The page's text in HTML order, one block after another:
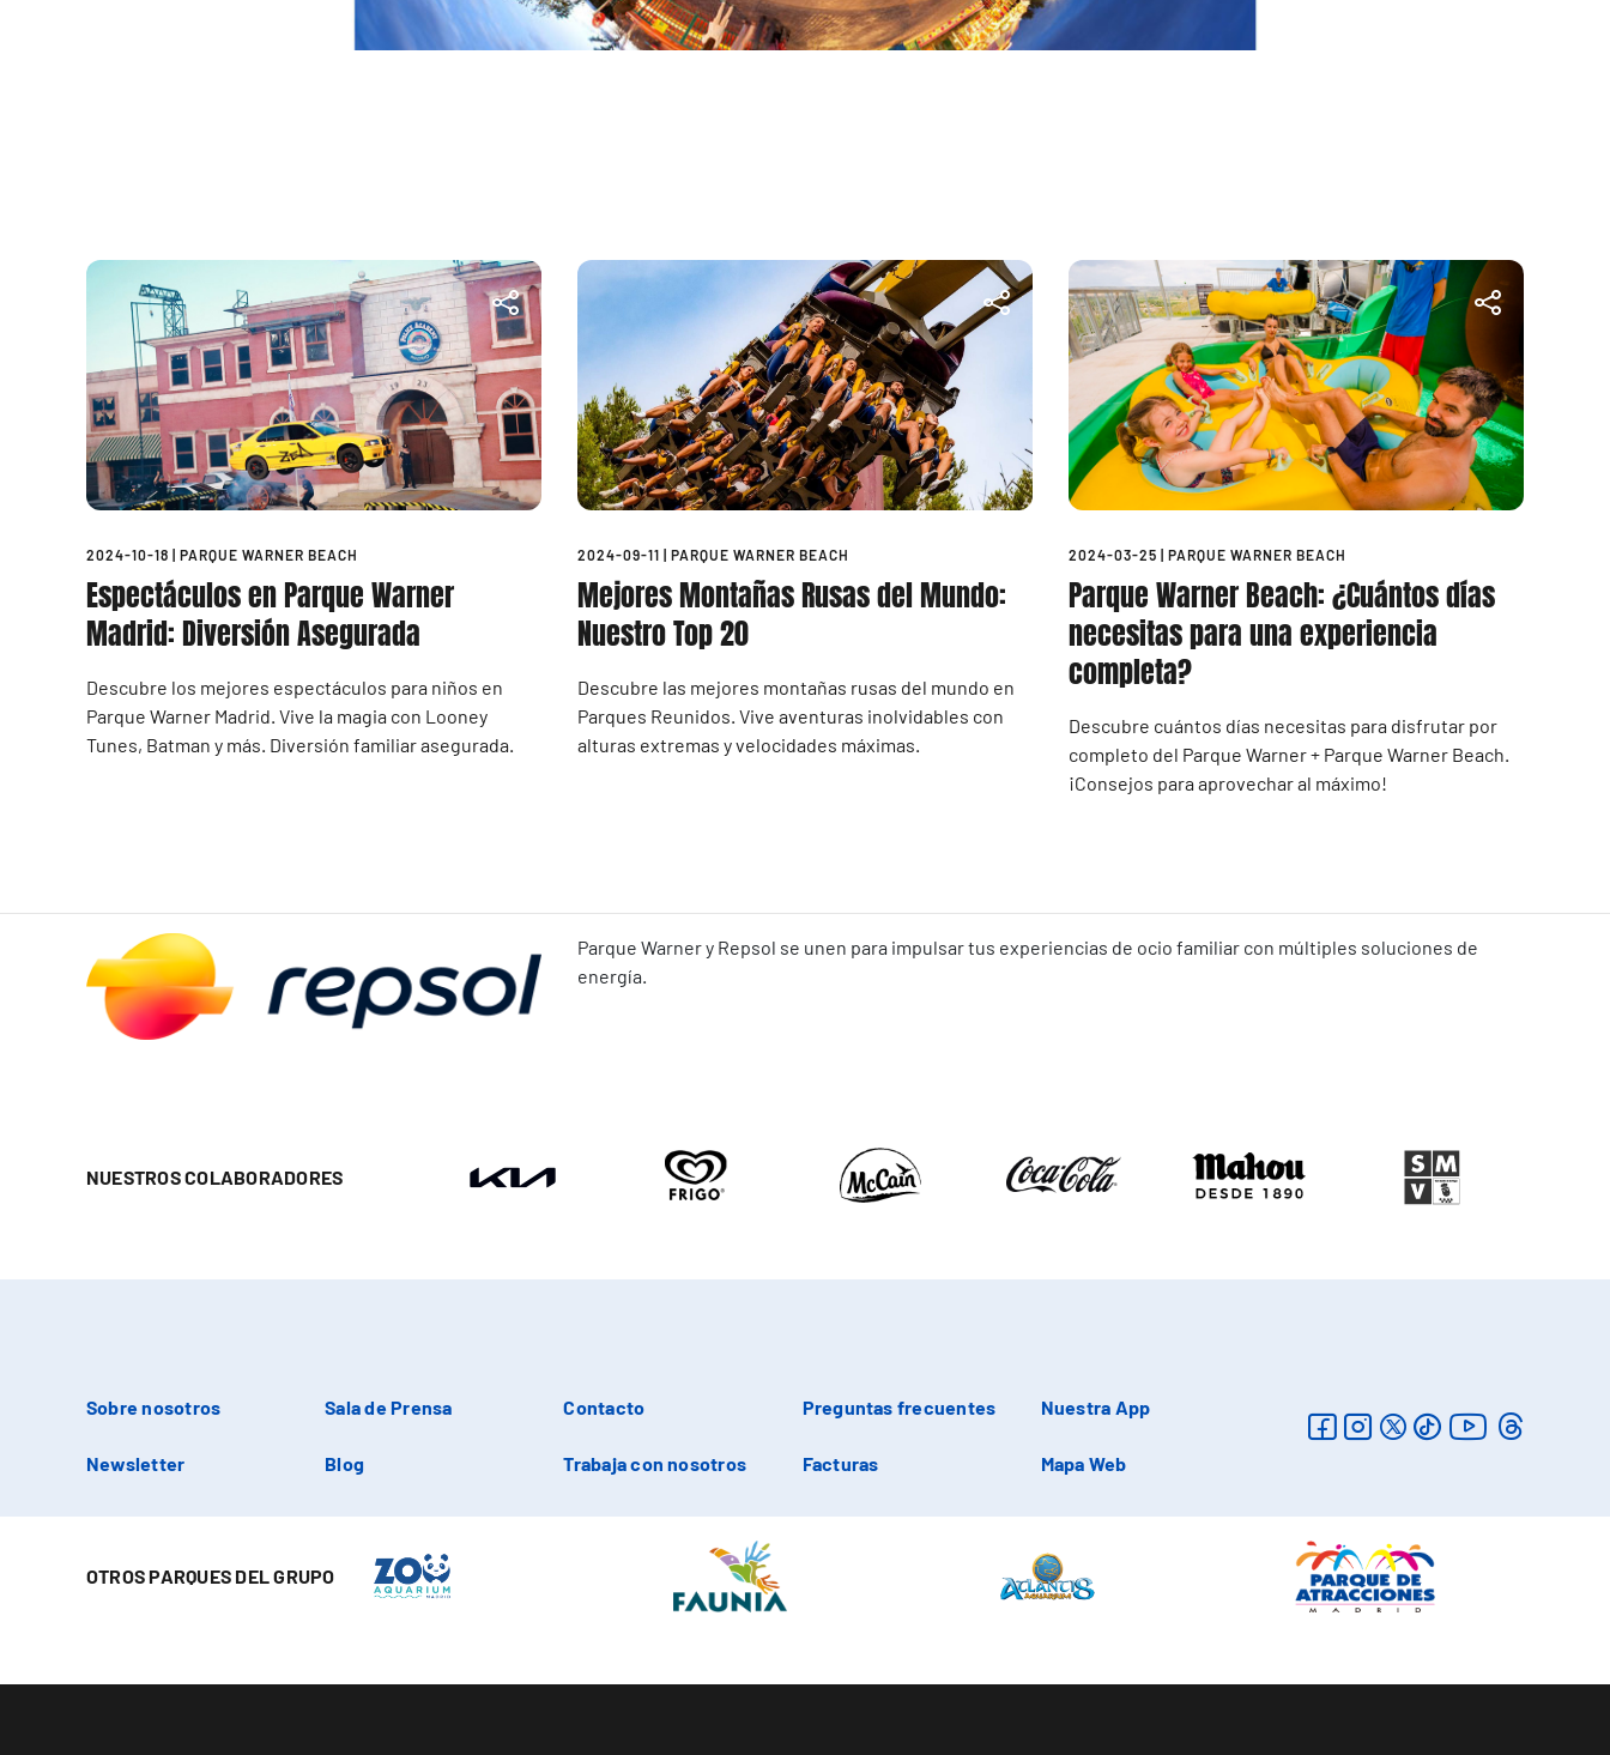
2024-10-18 PARQUE WARNER BEACH
Espectáculos en Parque Warner
Madrid: Diversión Asegurada
Descubre los mejores espectáculos para niños en
Parque Warner Madrid. Vive la magia con Looney
Tunes, Batman y más. Diversión familiar asegurada.
2024-09-11 PARQUE WARNER BEACH
Mejores Montañas Rusas del Mundo:
Nuestro Top 20
Descubre las mejores montañas rusas del mundo en
Parques Reunidos. Vive aventuras inolvidables con
alturas extremas y velocidades máximas.
2024-03-25 PARQUE WARNER BEACH
Parque Warner Beach: ¿Cuántos días
necesitas para una experiencia
completa?
Descubre cuántos días necesitas para disfrutar por
completo del Parque Warner + Parque Warner Beach.
¡Consejos para aprovechar al máximo!
Parque Warner y Repsol se unen para impulsar tus experiencias de ocio familiar con múltiples soluciones de
energía.
NUESTROS COLABORADORES
Sobre nosotros Sala de Prensa Contacto Preguntas frecuentes Nuestra App
Newsletter Blog Trabaja con nosotros Facturas Mapa Web
OTROS PARQUES DEL GRUPO